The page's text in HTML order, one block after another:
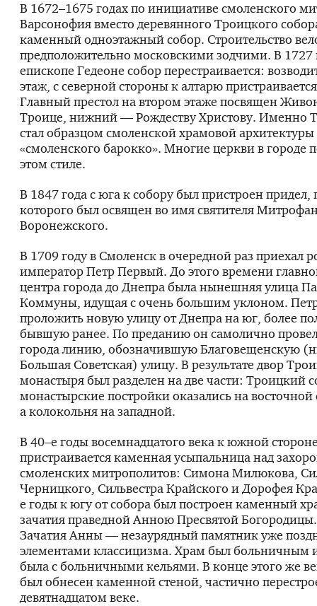
В 1672–1675 годах по инициативе смоленского
Варсонофия вместо деревянного Троицкого
каменный одноэтажный собор. Строительство
предположительно московскими зодчими. В 1727
епископе Гедеоне собор перестраивается:
этаж, с северной стороны к алтарю
Главный престол на втором этаже посвящен
Троице, нижний — Рождеству Христову. Именно
стал образцом смоленской храмовой
«смоленского барокко». Многие церкви в городе
этом стиле.
В 1847 года с юга к собору был пристроен придел,
которого был освящен во имя святителя
Воронежского.
В 1709 году в Смоленск в очередной раз приехал
император Петр Первый. До этого времени
центра города до Днепра была нынешняя улица
Коммуны, идущая с очень большим уклоном.
проложить новую улицу от Днепра на юг, более
бывшую ранее. По преданию он самолично
города линию, обозначившую Благовещенскую
Большая Советская) улицу. В результате двор
монастыря был разделен на две части: Троицкий
монастырские постройки оказались на
а колокольня на западной.
В 40–е годы восемнадцатого века к южной
пристраивается каменная усыпальница над
смоленских митрополитов: Симона Милюкова,
Черницкого, Сильвестра Крайского и Дорофея
е годы к югу от собора был построен каменный
зачатия праведной Анною Пресвятой
Зачатия Анны — незаурядный памятник уже
элементами классицизма. Храм был больничным
была с больничными кельями. В конце этого же
был обнесен каменной стеной, частично
девятнадцатом веке.